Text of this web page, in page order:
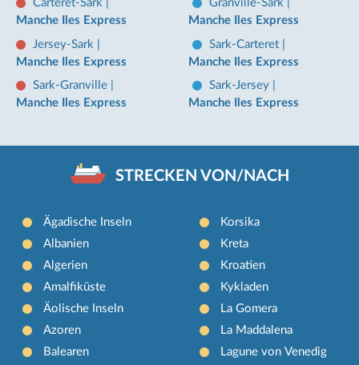
Carteret-Sark
Manche Iles Express
Granville-Sark
Manche Iles Express
Jersey-Sark
Manche Iles Express
Sark-Carteret
Manche Iles Express
Sark-Granville
Manche Iles Express
Sark-Jersey
Manche Iles Express
STRECKEN VON/NACH
Ägadische Inseln
Albanien
Algerien
Amalfiküste
Äolische Inseln
Azoren
Balearen
Korsika
Kreta
Kroatien
Kykladen
La Gomera
La Maddalena
Lagune von Venedig